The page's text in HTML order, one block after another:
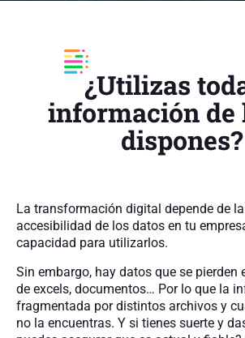
¿Utilizas
información de
dispones?
La transformación digital depende de
accesibilidad de los datos en tu
capacidad para utilizarlos.
Sin embargo, hay datos que se pierden
de excels, documentos… Por lo que la
fragmentada por distintos archivos y
no la encuentras. Y si tienes suerte y